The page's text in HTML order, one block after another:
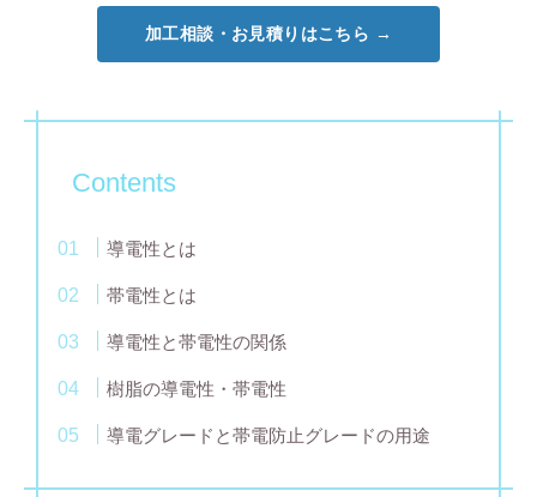
加工相談・お見積りはこちら →
Contents
導電性とは
帯電性とは
導電性と帯電性の関係
樹脂の導電性・帯電性
導電グレードと帯電防止グレードの用途